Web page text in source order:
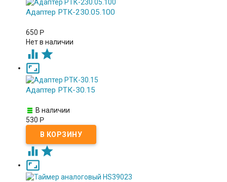
Адаптер РТК-230.05.100
650 Р
Нет в наличии
 

Адаптер РТК-30.15
В наличии
530 Р
 
